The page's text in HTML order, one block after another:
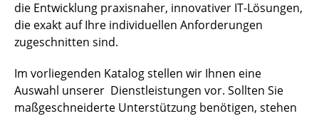
Server, Housing & Speicher
die Entwicklung praxisnaher, innovativer IT-Lösungen,
die exakt auf Ihre individuellen Anforderungen
zugeschnitten sind.
Im vorliegenden Katalog stellen wir Ihnen eine
Auswahl unserer Dienstleistungen vor. Sollten Sie
maßgeschneiderte Unterstützung benötigen, stehen